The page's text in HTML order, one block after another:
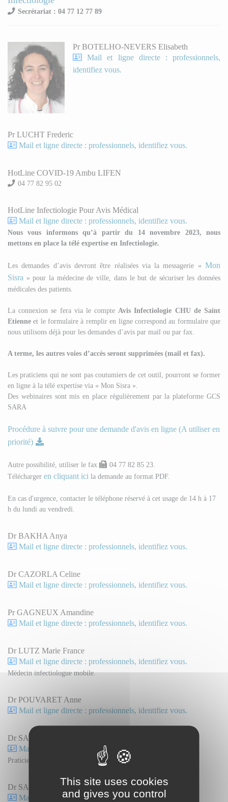
Secrétariat : 04 77 12 77 89
Pr BOTELHO-NEVERS Elisabeth
Mail et ligne directe : professionnels,
identifiez vous.
Pr LUCHT Frederic
Mail et ligne directe : professionnels, identifiez vous.
HotLine COVID-19 Ambu LIFEN
04 77 82 95 02
HotLine Infectiologie Pour Avis Médical
Mail et ligne directe : professionnels, identifiez vous.
Nous vous informons qu’à partir du 14 novembre 2023, nous
mettons en place la télé expertise en Infectiologie.
Les demandes d’avis devront être réalisées via la messagerie « Mon
Sisra » pour la médecine de ville, dans le but de sécuriser les données
médicales des patients.
La connexion se fera via le compte Avis Infectiologie CHU de Saint
Etienne et le formulaire à remplir en ligne correspond au formulaire que
nous utilisons déjà pour les demandes d’avis par mail ou par fax.
A terme, les autres voies d’accès seront supprimées (mail et fax).
Les praticiens qui ne sont pas coutumiers de cet outil, pourront se former
en ligne à la télé expertise via « Mon Sisra ».
Des webinaires sont mis en place régulièrement par la plateforme GCS
SARA
Procédure à suivre pour une demande d'avis en ligne (A utiliser en
priorité)
Autre possibilité, utiliser le fax
04 77 82 85 23.
Télécharger en cliquant ici la demande au format PDF.
En cas d'urgence, contacter le téléphone réservé à cet usage de 14 h à 17
h du lundi au vendredi.
Dr BAKHA Anya
Mail et ligne directe : professionnels, identifiez vous.
Dr CAZORLA Celine
Mail et ligne directe : professionnels, identifiez vous.
Pr GAGNEUX Amandine
Mail et ligne directe : professionnels, identifiez vous.
Dr LUTZ Marie France
Mail et ligne directe : professionnels, identifiez vous.
Médecin infectiologue mobile.
Dr POUVARET Anne
Mail et ligne directe : professionnels, identifiez vous.
Dr SALMAN Ahmad
Mail et ligne directe : professionnels, identifiez vous.
Praticien attaché
Dr SAUNIER Florian
Mail et ligne directe : professionnels, identifiez vous.
This site uses cookies
and gives you control